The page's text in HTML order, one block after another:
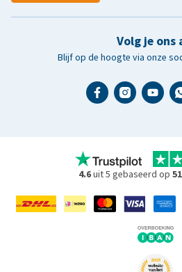
Volg je ons
Blijf op de hoogte via onze
4.6uit 5 gebaseerd op